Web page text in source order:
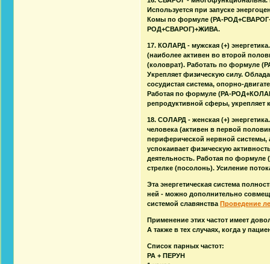
Используется при запуске
Комы по формуле (РА-
РОД+СВАРОГ)+ЖИВА.
17. КОЛАРД - мужская (+)
(наиболее активен во второй
(коловрат). Работать по формуле
Укрепляет физическую силу.
сосудистая система, опорно-
Работая по формуле (РА-
репродуктивной сферы, укрепляет
18. СОЛАРД - женская (+)
человека (активен в первой
периферической нервной системы,
успокаивает физическую
деятельность. Работая по
стрелке (посолонь). Усиление
Эта энергетическая система
ней - можно дополнительно
системой славянстваПроведение
Применение этих частот имеет
А также в тех случаях, когда у
Список парных частот:
РА + ПЕРУН